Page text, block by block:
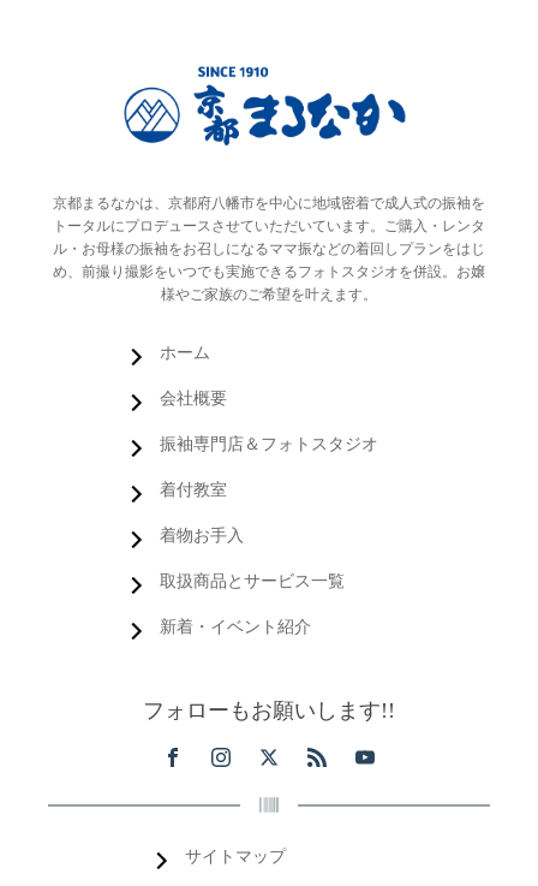
京都まるなかは、京都府八幡市を中心に地域密着で成人式の振袖を
トータルにプロデュースさせていただいています。ご購入・レンタ
ル・お母様の振袖をお召しになるママ振などの着回しプランをはじ
め、前撮り撮影をいつでも実施できるフォトスタジオを併設。お嬢
様やご家族のご希望を叶えます。
ホーム
会社概要
振袖専門店＆フォトスタジオ
着付教室
着物お手入
取扱商品とサービス一覧
新着・イベント紹介
フォローもお願いします!!
サイトマップ